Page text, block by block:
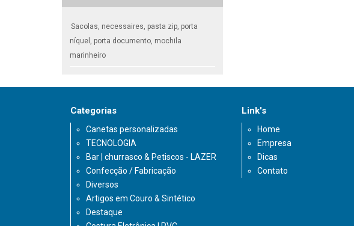
Sacolas, necessaires, pasta zip, porta
níquel, porta documento, mochila
marinheiro
Categorias
Canetas personalizadas
TECNOLOGIA
Bar | churrasco & Petiscos - LAZER
Confecção / Fabricação
Diversos
Artigos em Couro & Sintético
Destaque
Link's
Home
Empresa
Dicas
Contato